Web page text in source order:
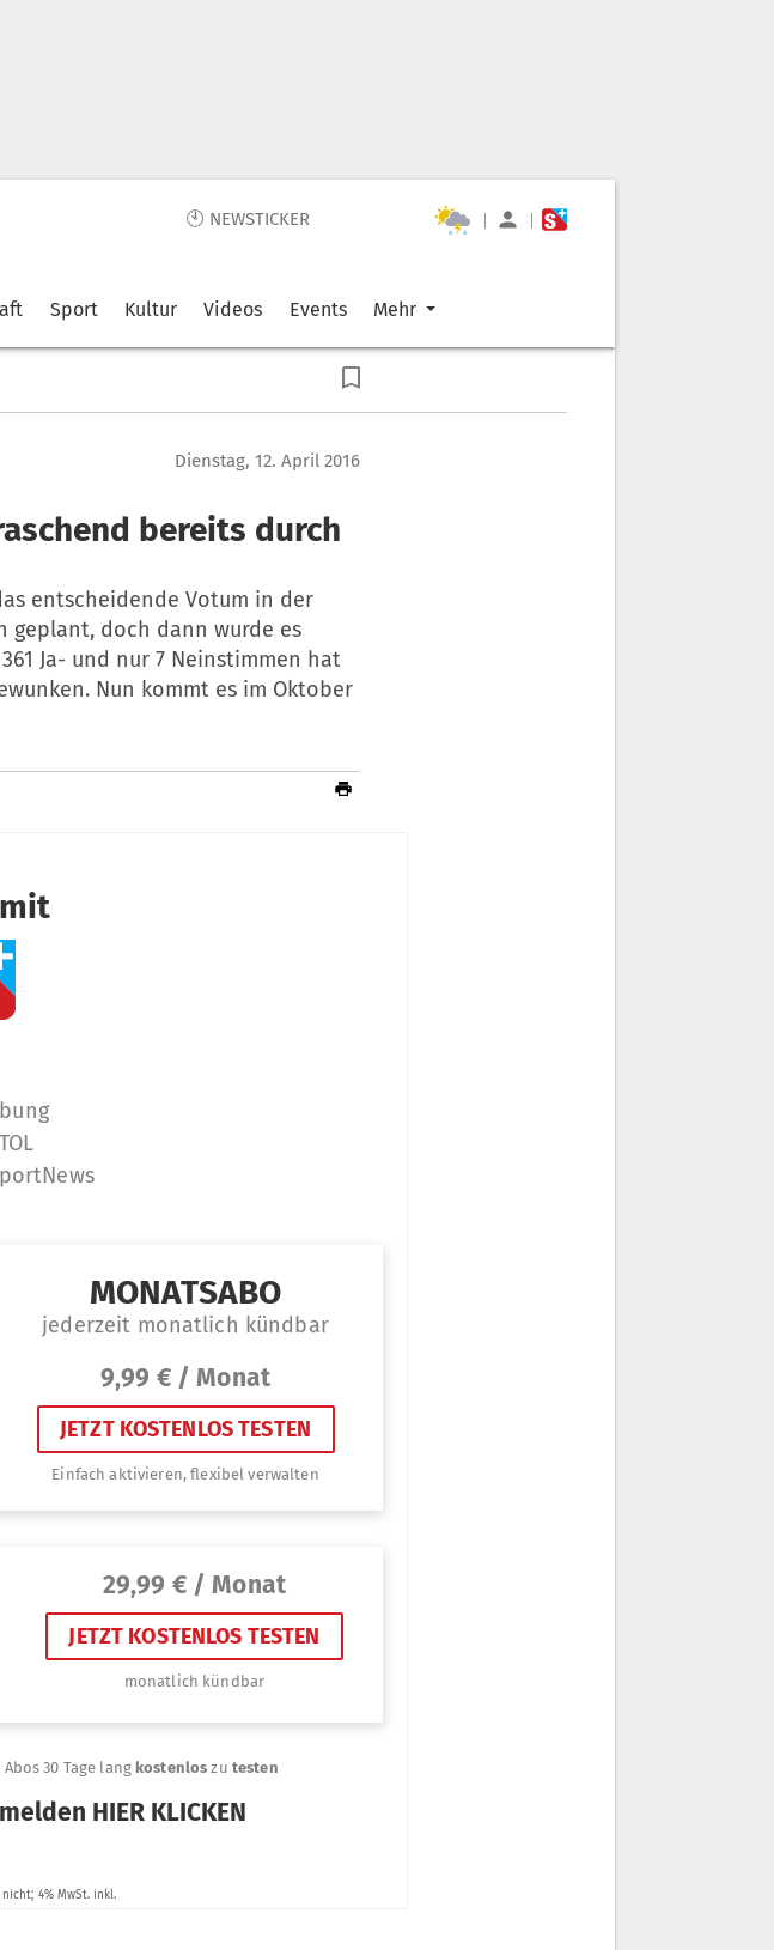
🕙 NEWSTICKER | |
Sport Kultur Videos Events Mehr
Dienstag, 12. April 2016
bereits durch
entscheidende Votum in der
geplant, doch dann wurde es
Ja- und nur 7 Neinstimmen hat
Nun kommt es im Oktober